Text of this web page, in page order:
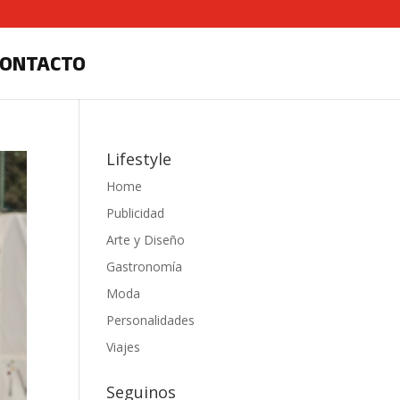
Lifestyle
Home
Publicidad
Arte y Diseño
Gastronomía
Moda
Personalidades
Viajes
Seguinos